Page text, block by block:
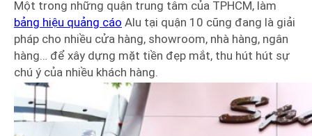
Một trong những quận trung tâm của TPHCM, làm
bảng hiệu quảng cáo Alu tại quận 10 cũng đang là giải
pháp cho nhiều cửa hàng, showroom, nhà hàng, ngân
hàng… để xây dựng mặt tiền đẹp mắt, thu hút hút sự
chú ý của nhiều khách hàng.